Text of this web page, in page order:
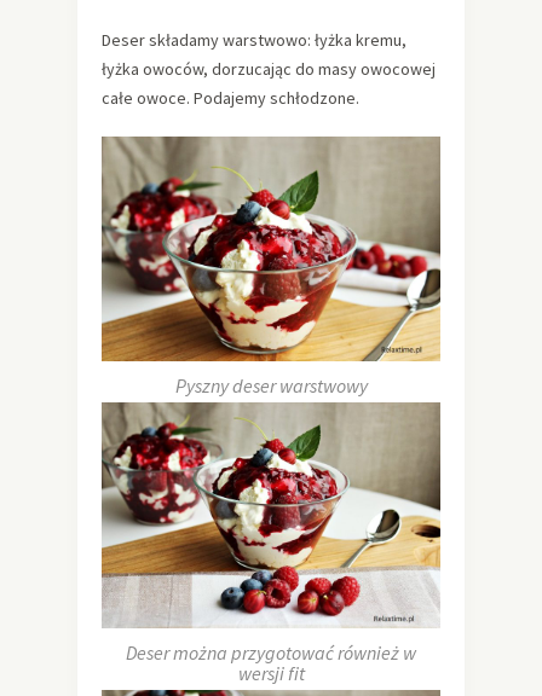
Deser składamy warstwowo: łyżka kremu,
łyżka owoców, dorzucając do masy owocowej
całe owoce. Podajemy schłodzone.
Pyszny deser warstwowy
Deser można przygotować również w
wersji fit